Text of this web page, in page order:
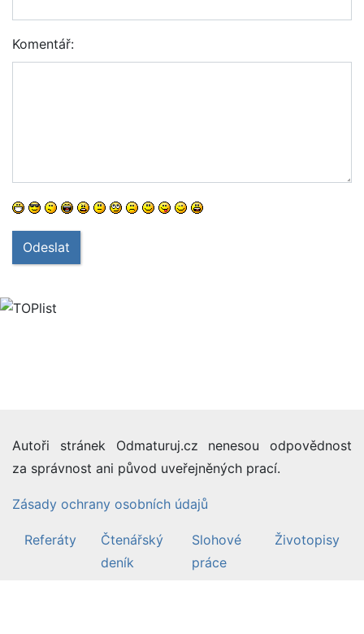
Komentář:
Odeslat
Autoři stránek Odmaturuj.cz nenesou odpovědnost
za správnost ani původ uveřejněných prací.
Zásady ochrany osobních údajů
Referáty
Čtenářský
deník
Slohové
práce
Životopisy